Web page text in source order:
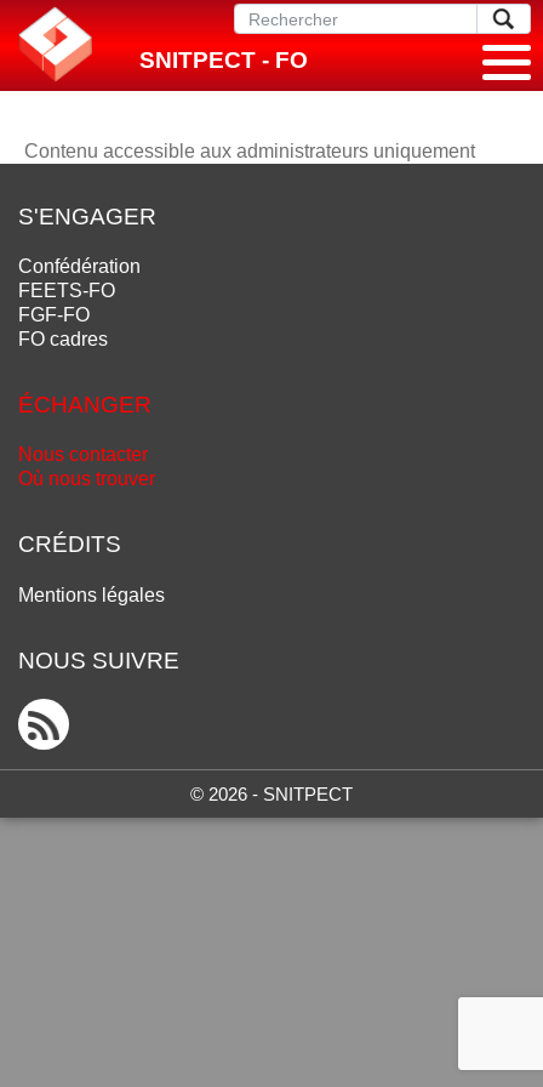
SNITPECT - FO
Contenu accessible aux administrateurs uniquement
S'ENGAGER
Confédération
FEETS-FO
FGF-FO
FO cadres
ÉCHANGER
Nous contacter
Où nous trouver
CRÉDITS
Mentions légales
NOUS SUIVRE
© 2026 - SNITPECT